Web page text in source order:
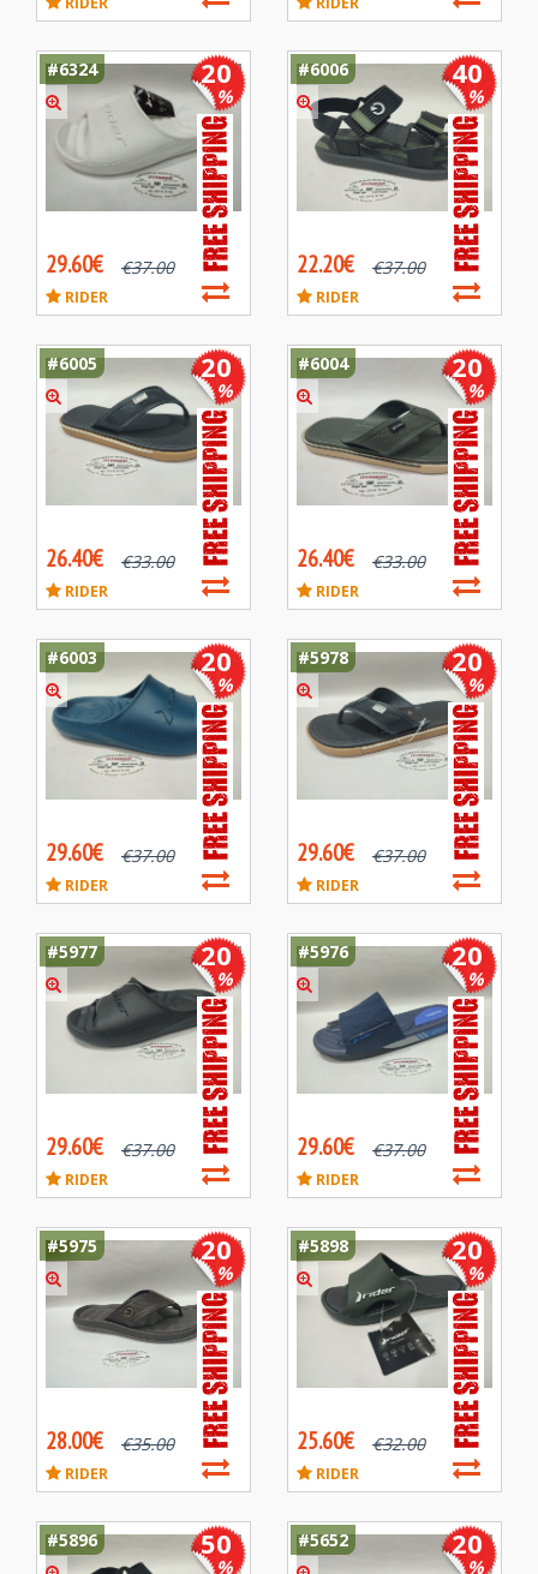
29.60€ €37.00
RIDER
#6324 20
%
22.20€ €37.00
RIDER
#6006 40
%
26.40€ €33.00
RIDER
#6005 20
%
26.40€ €33.00
RIDER
#6004 20
%
29.60€ €37.00
RIDER
#6003 20
%
29.60€ €37.00
RIDER
#5978 20
%
29.60€ €37.00
RIDER
#5977 20
%
29.60€ €37.00
RIDER
#5976 20
%
28.00€ €35.00
RIDER
#5975 20
%
25.60€ €32.00
RIDER
#5898 20
%
#5896 50
%
#5652 20
%